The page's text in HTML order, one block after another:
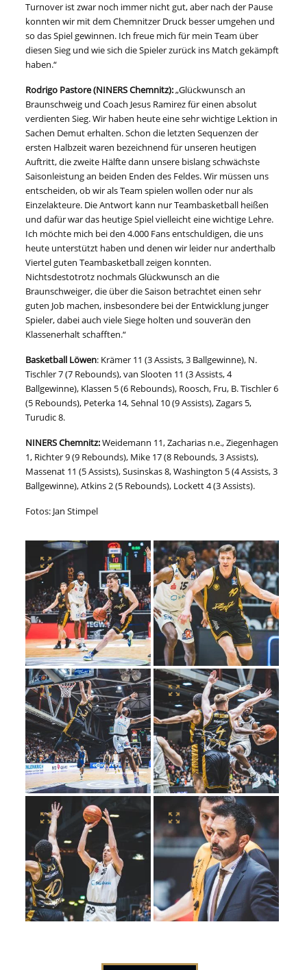
Turnover ist zwar noch immer nicht gut, aber nach der Pause
konnten wir mit dem Chemnitzer Druck besser umgehen und
so das Spiel gewinnen. Ich freue mich für mein Team über
diesen Sieg und wie sich die Spieler zurück ins Match gekämpft
haben.“
Rodrigo Pastore (NINERS Chemnitz):„Glückwunsch an
Braunschweig und Coach Jesus Ramirez für einen absolut
verdienten Sieg. Wir haben heute eine sehr wichtige Lektion in
Sachen Demut erhalten. Schon die letzten Sequenzen der
ersten Halbzeit waren bezeichnend für unseren heutigen
Auftritt, die zweite Hälfte dann unsere bislang schwächste
Saisonleistung an beiden Enden des Feldes. Wir müssen uns
entscheiden, ob wir als Team spielen wollen oder nur als
Einzelakteure. Die Antwort kann nur Teambasketball heißen
und dafür war das heutige Spiel vielleicht eine wichtige Lehre.
Ich möchte mich bei den 4.000 Fans entschuldigen, die uns
heute unterstützt haben und denen wir leider nur anderthalb
Viertel guten Teambasketball zeigen konnten.
Nichtsdestotrotz nochmals Glückwunsch an die
Braunschweiger, die über die Saison betrachtet einen sehr
guten Job machen, insbesondere bei der Entwicklung junger
Spieler, dabei auch viele Siege holten und souverän den
Klassenerhalt schafften.“
Basketball Löwen: Krämer 11 (3 Assists, 3 Ballgewinne), N.
Tischler 7 (7 Rebounds), van Slooten 11 (3 Assists, 4
Ballgewinne), Klassen 5 (6 Rebounds), Roosch, Fru, B. Tischler 6
(5 Rebounds), Peterka 14, Sehnal 10 (9 Assists), Zagars 5,
Turudic 8.
NINERS Chemnitz:Weidemann 11, Zacharias n.e., Ziegenhagen
1, Richter 9 (9 Rebounds), Mike 17 (8 Rebounds, 3 Assists),
Massenat 11 (5 Assists), Susinskas 8, Washington 5 (4 Assists, 3
Ballgewinne), Atkins 2 (5 Rebounds), Lockett 4 (3 Assists).
Fotos: Jan Stimpel